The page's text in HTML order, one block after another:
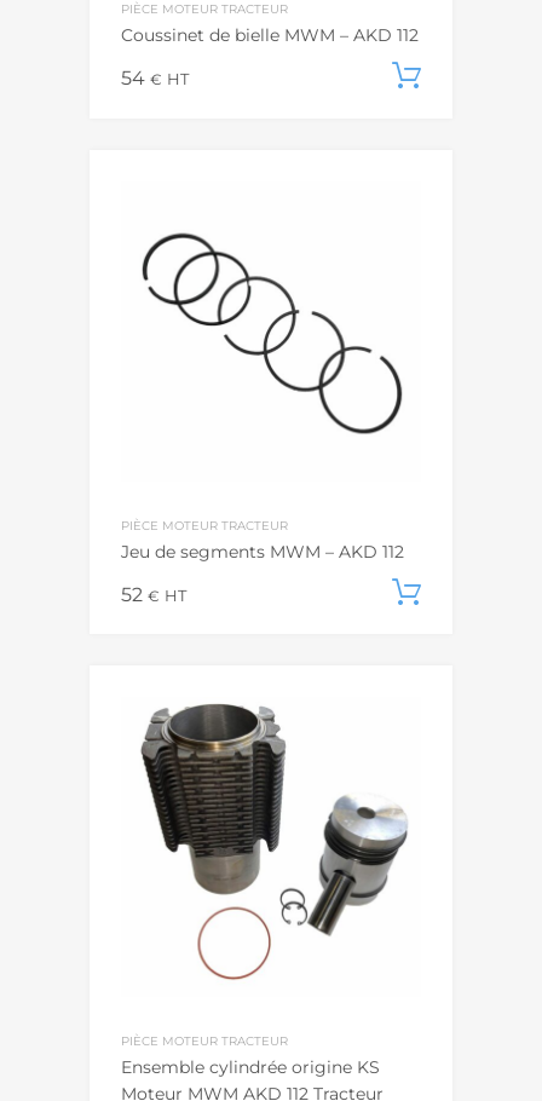
PIÈCE MOTEUR TRACTEUR
Coussinet de bielle MWM – AKD 112
54 € HT
PIÈCE MOTEUR TRACTEUR
Jeu de segments MWM – AKD 112
52 € HT
PIÈCE MOTEUR TRACTEUR
Ensemble cylindrée origine KS
Moteur MWM AKD 112 Tracteur